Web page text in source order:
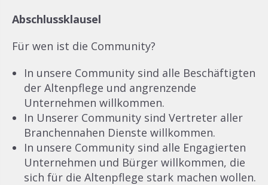
Abschlussklausel
Für wen ist die Community?
In unsere Community sind alle Beschäftigten
der Altenpflege und angrenzende
Unternehmen willkommen.
In Unserer Community sind Vertreter aller
Branchennahen Dienste willkommen.
In unsere Community sind alle Engagierten
Unternehmen und Bürger willkommen, die
sich für die Altenpflege stark machen wollen.